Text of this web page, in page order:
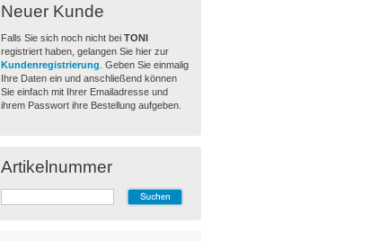
Neuer Kunde
Falls Sie sich noch nicht bei TONI
registriert haben, gelangen Sie hier zur
Kundenregistrierung . Geben Sie einmalig
Ihre Daten ein und anschließend können
Sie einfach mit Ihrer Emailadresse und
ihrem Passwort ihre Bestellung aufgeben.
Artikelnummer